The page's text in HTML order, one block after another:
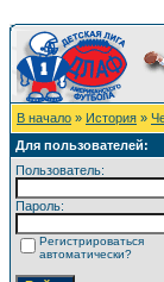
В начало » История »
Для пользователей:
Пользователь:
Пароль:
Регистрироваться
автоматически?